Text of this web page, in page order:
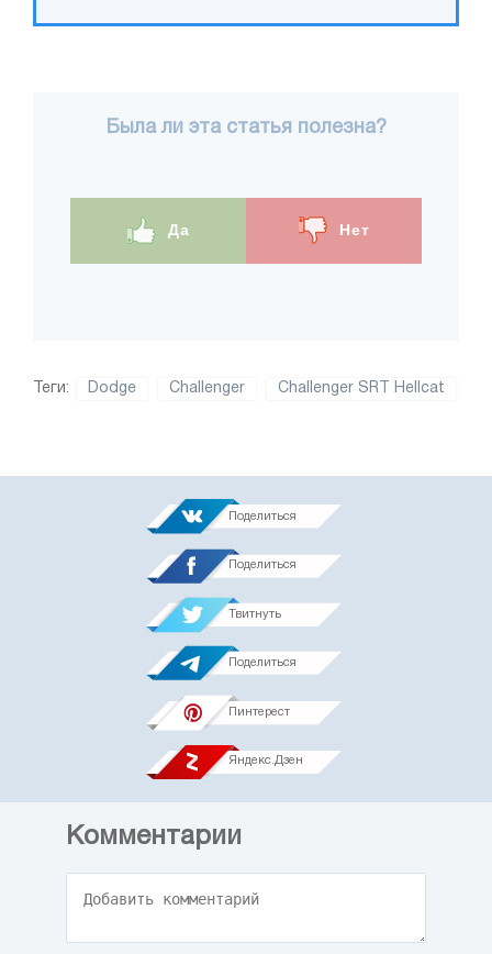
Была ли эта статья полезна?
Да Нет
Теги: Dodge Challenger Challenger SRT Hellcat
Поделиться
Поделиться
Твитнуть
Поделиться
Пинтерест
Яндекс.Дзен
Комментарии